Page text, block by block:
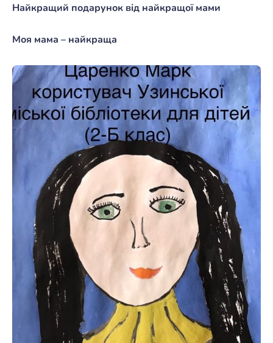
Найкращий подарунок від найкращої мами
Моя мама – найкраща